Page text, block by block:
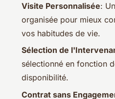
Visite Personnalisée:
organisée pour mieux
vos habitudes de vie.
Sélection de
sélectionné en fonction
disponibilité.
Contrat sans